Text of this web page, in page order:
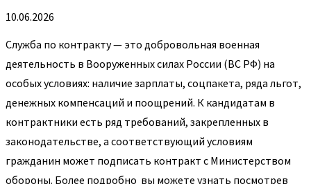
10.06.2026
Служба по контракту — это добровольная военная
деятельность в Вооруженных силах России (ВС РФ) на
особых условиях: наличие зарплаты, соцпакета, ряда льгот,
денежных компенсаций и поощрений. К кандидатам в
контрактники есть ряд требований, закрепленных в
законодательстве, а соответствующий условиям
гражданин может подписать контракт с Министерством
обороны. Более подробно вы можете узнать посмотрев